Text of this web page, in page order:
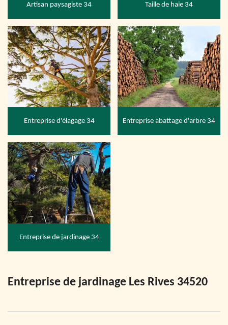
Artisan paysagiste 34 Taille de haie 34
Entreprise d'élagage 34 Entreprise abattage d'arbre 34
Entreprise de jardinage 34
Entreprise de jardinage Les Rives 34520